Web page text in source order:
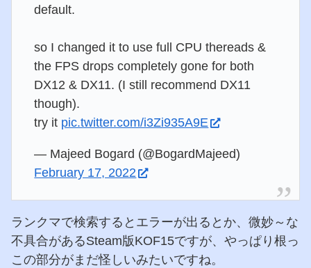
default.
so I changed it to use full CPU thereads &
the FPS drops completely gone for both
DX12 & DX11. (I still recommend DX11
though).
try it pic.twitter.com/i3Zi935A9E
— Majeed Bogard (@BogardMajeed)
February 17, 2022
ランクマで検索するとエラーが出るとか、微妙～な
不具合があるSteam版KOF15ですが、やっぱり根っ
この部分がまだ怪しいみたいですね。